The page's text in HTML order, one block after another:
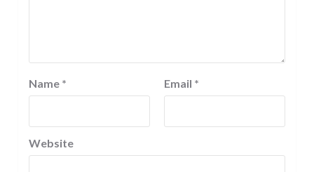
Name * Email *
Website